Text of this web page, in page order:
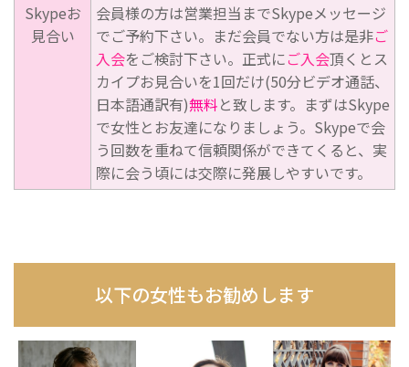
Skypeお
見合い
会員様の方は営業担当までSkypeメッセージ
でご予約下さい。まだ会員でない方は是非ご
入会をご検討下さい。正式にご入会頂くとス
カイプお見合いを1回だけ(50分ビデオ通話、
日本語通訳有)無料と致します。まずはSkype
で女性とお友達になりましょう。Skypeで会
う回数を重ねて信頼関係ができてくると、実
際に会う頃には交際に発展しやすいです。
以下の女性もお勧めします